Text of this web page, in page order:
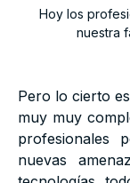
Hoy los
nuestra
Pero lo cierto
muy muy
profesionales
nuevas